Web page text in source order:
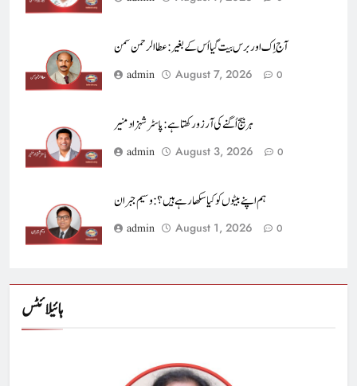
ہائیلائٹس
آج اِک اور برس بیت گیا اُس کے بغیر : عطاالرحمن سمن
admin August 7, 2026 0
ہر بیج اُگنے کی آرزو رکھتا ہے : پاسٹر شہزاد منیر
admin August 3, 2026 0
ہم اپنے بیٹوں کو کیا سکھا رہے ہیں؟ : وسیم جبران
admin August 1, 2026 0